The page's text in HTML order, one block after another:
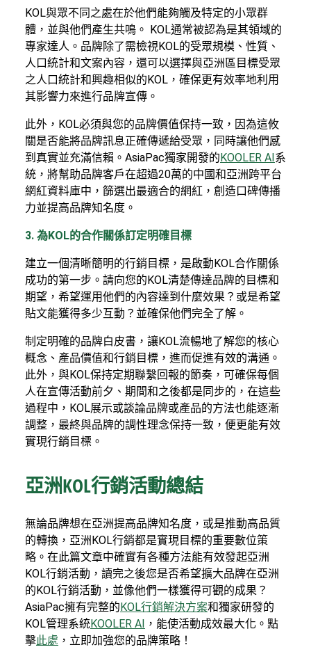
KOL與眾不同之處在於他們能夠觸及特定的小眾群
體，並與他們產生共鳴。 KOL通常被認為是其領域的
專家達人。品牌除了需檢視KOL的受眾規模、性質、
人口統計和文案內容，還可以選擇與亞洲區目標受眾
之人口統計和興趣相似的KOL，確保更有效率地利用
其影響力來進行品牌宣傳。
此外，KOL必須與您的品牌價值保持一致，因為這攸
關是否能將品牌訊息正確傳遞給受眾，同時讓他們感
到真實並充滿信賴。AsiaPac獨家開發的KOOLER AI系
統 ，將幫助品牌客戶在超過20萬的中國和亞洲跨平台
網紅資料庫中，篩選出最適合的網紅，創造口碑傳播
力並提高品牌知名度。
3. 為KOL的合作關係訂定明確目標
建立一個清晰簡明的行銷目標，是啟動KOL合作關係
成功的第一步。請向您的KOL清楚傳達品牌的目標和
期望，希望運用他們的內容達到什麼效果？或是希望
貼文能獲得多少互動？並確保他們完全了解。
制定明確的品牌白皮書，讓KOL流暢地了解您的核心
概念、產品價值和行銷目標，進而促進有效的溝通。
此外，與KOL保持定期聯繫回報的節奏，可確保每個
人在宣傳活動前夕、期間和之後都是同步的，在這些
過程中，KOL展示或談論品牌或產品的方法也能逐漸
調整，最終與品牌的調性理念保持一致，便更能有效
實現行銷目標。
亞洲KOL行銷活動總結
無論品牌想在亞洲提高品牌知名度，或是推動高品質
的轉換，亞洲KOL行銷都是實現目標的重要數位策
略。在此篇文章中確實有各種方法能有效發起亞洲
KOL行銷活動，讀完之後您是否希望擴大品牌在亞洲
的KOL行銷活動，並像他們一樣獲得可觀的成果？
AsiaPac擁有完整的KOL行銷解決方案和獨家研發的
KOL管理系統KOOLER AI ，能使活動成效最大化。點
擊此處 ，立即加強您的品牌策略！